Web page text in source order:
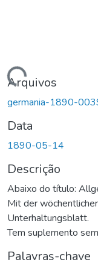
Carregando...
Arquivos
germania-1890-
Data
1890-05-14
Descrição
Abaixo do título:
Mit der
Unterhaltungsblatt.
Tem suplemento
Palavras-chave